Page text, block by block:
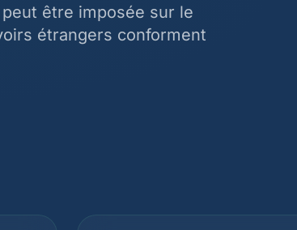
être imposée sur le
étrangers conforment